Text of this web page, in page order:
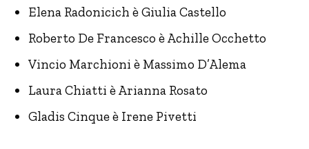
Elena Radonicich è Giulia Castello
Roberto De Francesco è Achille Occhetto
Vincio Marchioni è Massimo D’Alema
Laura Chiatti è Arianna Rosato
Gladis Cinque è Irene Pivetti